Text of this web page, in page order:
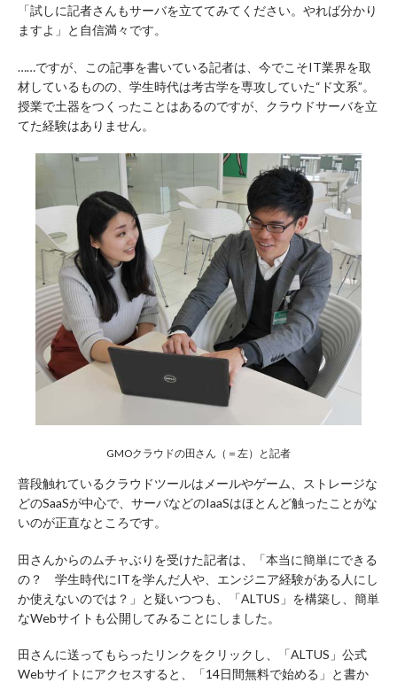
「試しに記者さんもサーバを立ててみてください。やれば分かり
ますよ」と自信満々です。
……ですが、この記事を書いている記者は、今でこそIT業界を取
材しているものの、学生時代は考古学を専攻していた“ド文系”。
授業で土器をつくったことはあるのですが、クラウドサーバを立
てた経験はありません。
GMOクラウドの田さん（＝左）と記者
普段触れているクラウドツールはメールやゲーム、ストレージな
どのSaaSが中心で、サーバなどのIaaSはほとんど触ったことがな
いのが正直なところです。
田さんからのムチャぶりを受けた記者は、「本当に簡単にできる
の？ 学生時代にITを学んだ人や、エンジニア経験がある人にし
か使えないのでは？」と疑いつつも、「ALTUS」を構築し、簡単
なWebサイトも公開してみることにしました。
田さんに送ってもらったリンクをクリックし、
「ALTUS」公式
Webサイト にアクセスすると、「14日間無料で始める」と書か